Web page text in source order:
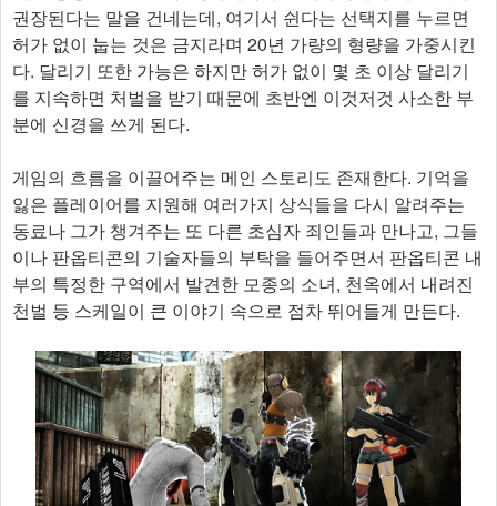
권장된다는 말을 건네는데, 여기서 쉰다는 선택지를 누르면
허가 없이 눕는 것은 금지라며 20년 가량의 형량을 가중시킨
다. 달리기 또한 가능은 하지만 허가 없이 몇 초 이상 달리기
를 지속하면 처벌을 받기 때문에 초반엔 이것저것 사소한 부
분에 신경을 쓰게 된다.
게임의 흐름을 이끌어주는 메인 스토리도 존재한다. 기억을
잃은 플레이어를 지원해 여러가지 상식들을 다시 알려주는
동료나 그가 챙겨주는 또 다른 초심자 죄인들과 만나고, 그들
이나 판옵티콘의 기술자들의 부탁을 들어주면서 판옵티콘 내
부의 특정한 구역에서 발견한 모종의 소녀, 천옥에서 내려진
천벌 등 스케일이 큰 이야기 속으로 점차 뛰어들게 만든다.